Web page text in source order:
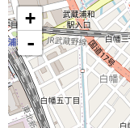
+
-